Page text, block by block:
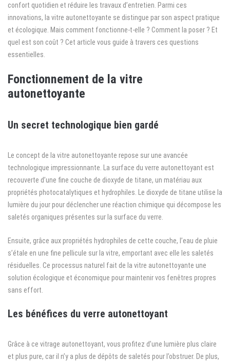
confort quotidien et réduire les travaux d’entretien. Parmi ces
innovations, la vitre autonettoyante se distingue par son aspect pratique
et écologique. Mais comment fonctionne-t-elle ? Comment la poser ? Et
quel est son coût ? Cet article vous guide à travers ces questions
essentielles.
Fonctionnement de la vitre
autonettoyante
Un secret technologique bien gardé
Le concept de la vitre autonettoyante repose sur une avancée
technologique impressionnante. La surface du verre autonettoyant est
recouverte d’une fine couche de dioxyde de titane, un matériau aux
propriétés photocatalytiques et hydrophiles. Le dioxyde de titane utilise la
lumière du jour pour déclencher une réaction chimique qui décompose les
saletés organiques présentes sur la surface du verre.
Ensuite, grâce aux propriétés hydrophiles de cette couche, l’eau de pluie
s’étale en une fine pellicule sur la vitre, emportant avec elle les saletés
résiduelles. Ce processus naturel fait de la vitre autonettoyante une
solution écologique et économique pour maintenir vos fenêtres propres
sans effort.
Les bénéfices du verre autonettoyant
Grâce à ce vitrage autonettoyant, vous profitez d’une lumière plus claire
et plus pure, car il n’y a plus de dépôts de saletés pour l’obstruer. De plus,